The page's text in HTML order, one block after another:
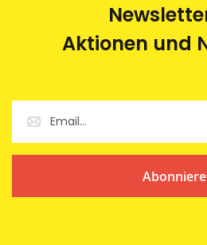
Aktionen und